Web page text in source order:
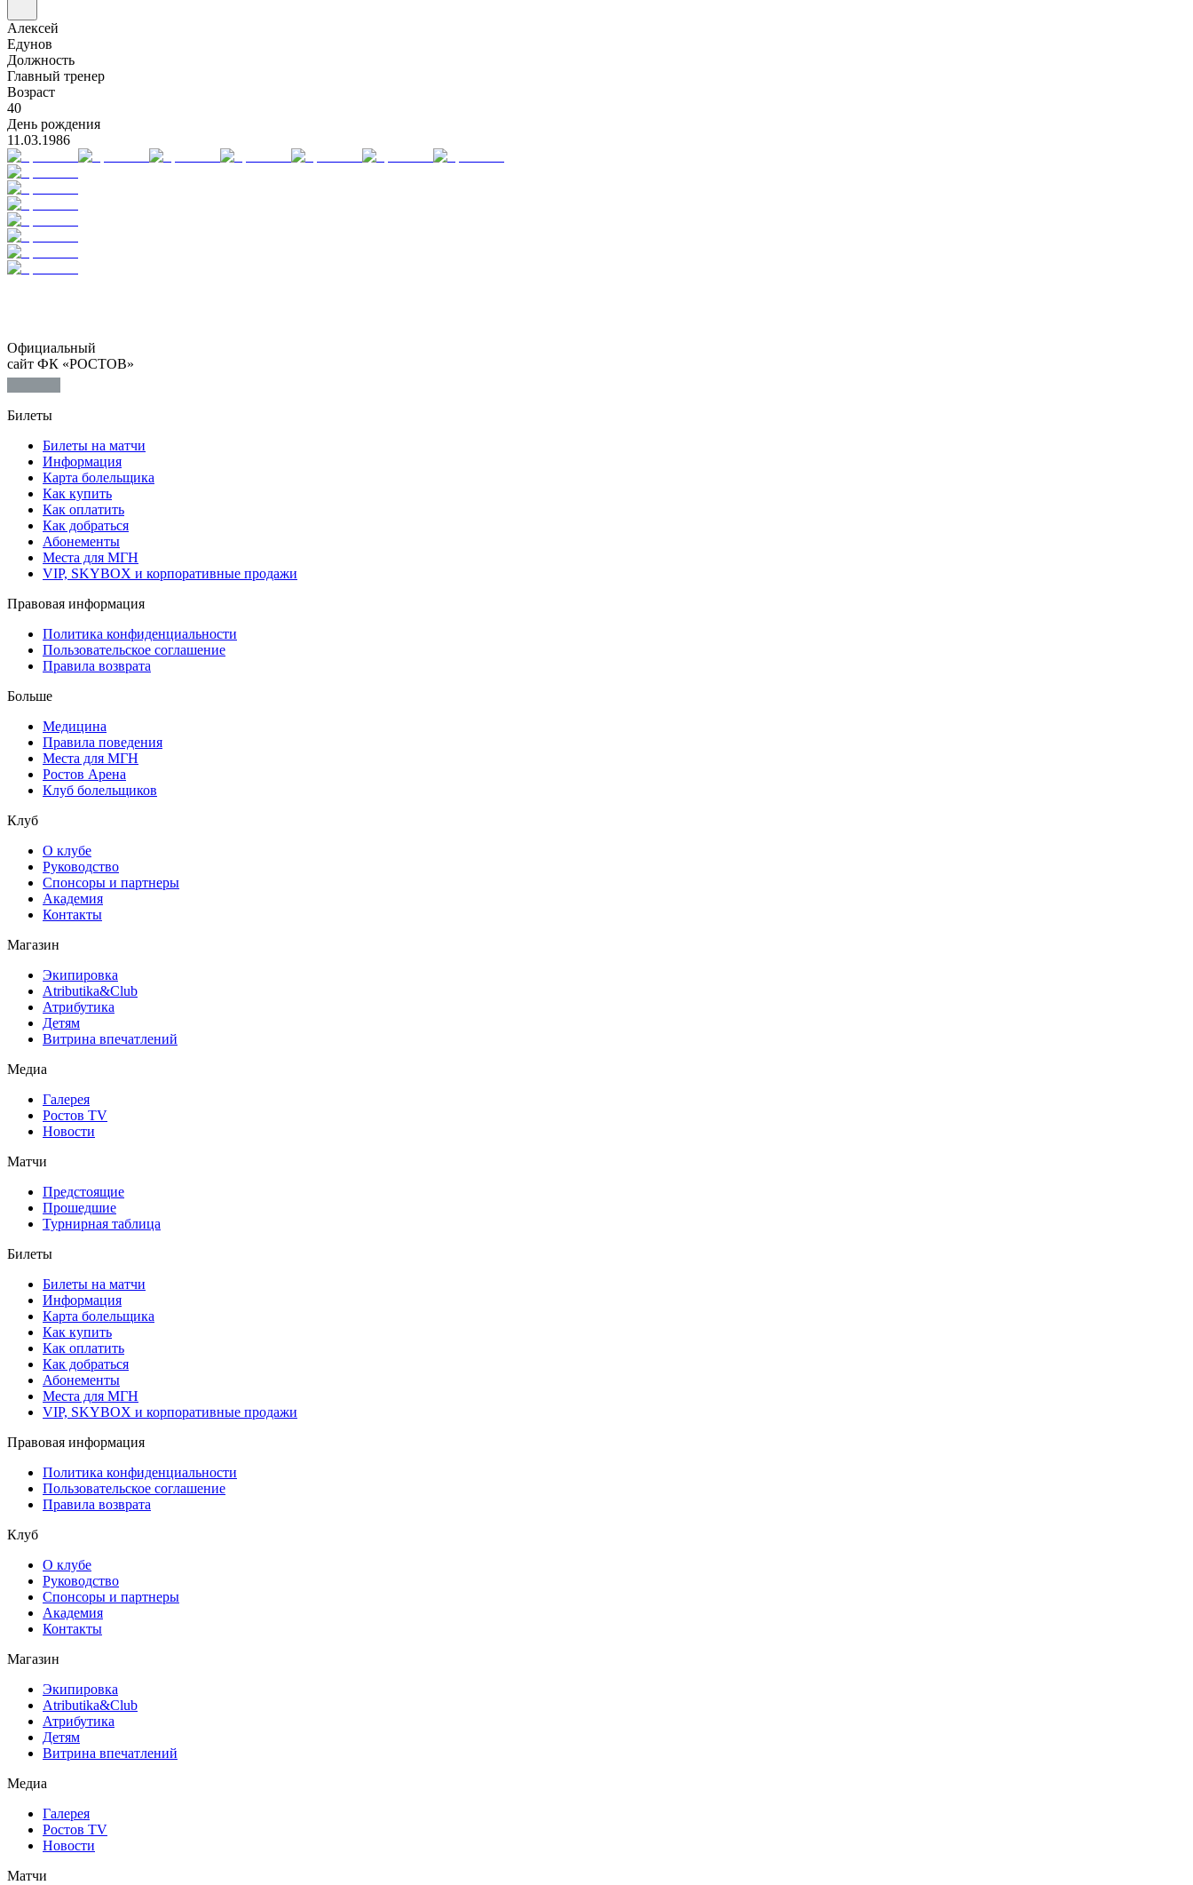
Алексей
Едунов
Должность
Главный тренер
Возраст
40
День рождения
11.03.1986
Официальный
сайт ФК «РОСТОВ»
Билеты
Билеты на матчи
Информация
Карта болельщика
Как купить
Как оплатить
Как добраться
Абонементы
Места для МГН
VIP, SKYBOX и корпоративные продажи
Правовая информация
Политика конфиденциальности
Пользовательское соглашение
Правила возврата
Больше
Медицина
Правила поведения
Места для МГН
Ростов Арена
Клуб болельщиков
Клуб
О клубе
Руководство
Спонсоры и партнеры
Академия
Контакты
Магазин
Экипировка
Atributika&Club
Атрибутика
Детям
Витрина впечатлений
Медиа
Галерея
Ростов TV
Новости
Матчи
Предстоящие
Прошедшие
Турнирная таблица
Билеты
Билеты на матчи
Информация
Карта болельщика
Как купить
Как оплатить
Как добраться
Абонементы
Места для МГН
VIP, SKYBOX и корпоративные продажи
Правовая информация
Политика конфиденциальности
Пользовательское соглашение
Правила возврата
Клуб
О клубе
Руководство
Спонсоры и партнеры
Академия
Контакты
Магазин
Экипировка
Atributika&Club
Атрибутика
Детям
Витрина впечатлений
Медиа
Галерея
Ростов TV
Новости
Матчи